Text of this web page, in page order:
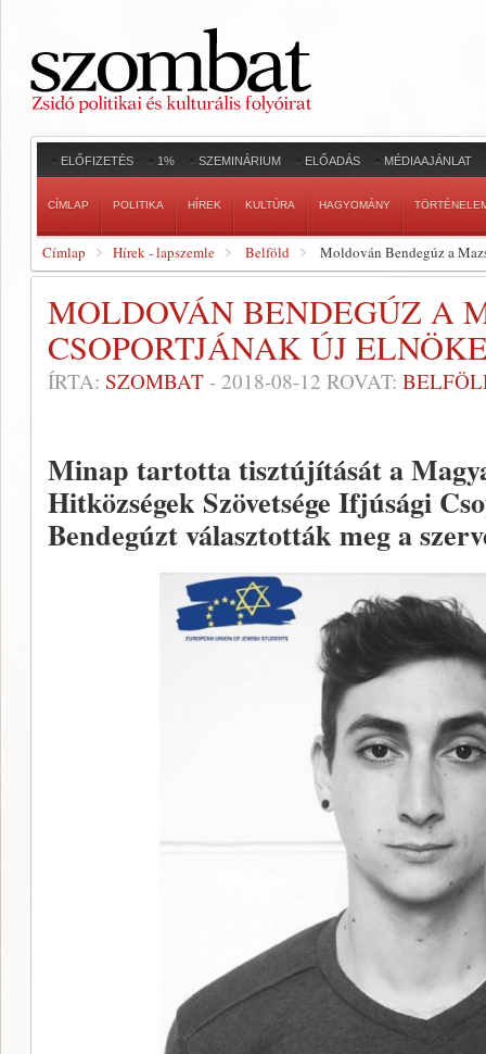
ELŐFIZETÉS 1% SZEMINÁRIUM ELŐADÁS MÉDIAAJÁNLAT
CÍMLAP POLITIKA HÍREK KULTÚRA HAGYOMÁNY
Címlap Hírek - lapszemle Belföld Moldován Bendegúz a
MOLDOVÁN BENDEGÚZ A
CSOPORTJÁNAK ÚJ
ÍRTA: SZOMBAT - 2018-08-12 ROVAT:
Minap tartotta tisztújítását a
Hitközségek Szövetsége Ifjúsági
Bendegúzt választották meg a